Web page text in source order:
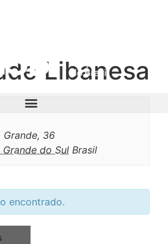
Libanesa
Grande, 36
Grande do Sul Brasil
encontrado.